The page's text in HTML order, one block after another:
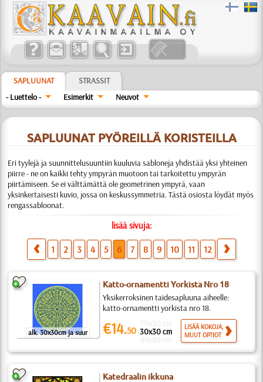
SAPLUUNAT
STRASSIT
- Luettelo -
Esimerkit Neuvot
SAPLUUNAT PYÖREILLÄ KORISTEILLA
Eri tyylejä ja suunnittelusuuntiin kuuluvia sabloneja yhdistää yksi yhteinen
piirre - ne on kaikki tehty ympyrän muotoon tai tarkoitettu ympyrän
piirtämiseen. Se ei välttämättä ole geometrinen ympyrä, vaan
yksinkertaisesti kuvio, jossa on keskussymmetria. Tästä osiosta löydät myös
rengassabloonat.
lisää sivuja:
1 2 3 4 5 6 7 8 9 10 11 12
alk. 30x30cm ja suur
Katto-ornamentti Yorkista Nro 18
Yksikerroksinen taidesapluuna aiheelle:
katto-ornamentti yorkista nro 18.
€14.50 30x30 cm
LISÄÄ KOKOJA,
MUUT OPTIOT
Katedraalin ikkuna